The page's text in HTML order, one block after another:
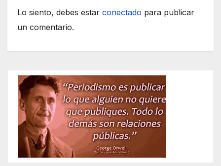
Lo siento, debes estar conectado para publicar
un comentario.